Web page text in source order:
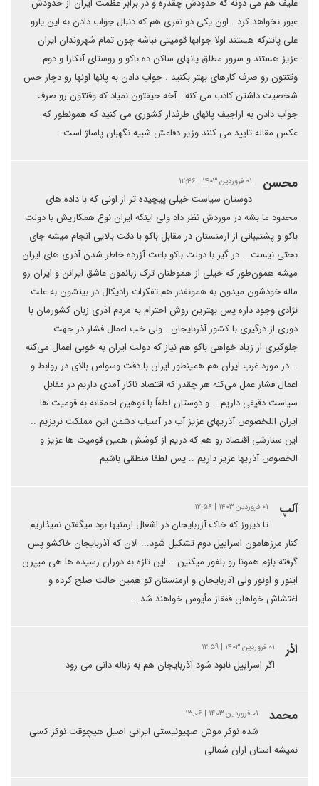
علیف هم می دونه که حدودش چقدره و در برابر عظمت ایران از حدودش
عبور نخواهد کرد . اون یکی دو نفری هم که دنبال جواب دادن به این یارو
علی پانترکه هستند اولا جوابها قومیتی نباشه چون تمام شهروندان ایران
عزیز هستند و سرور مطلق پانهای ساکن ده باکو و روستای آنکارا و دوم
وقتتون رو صرف کارهای بهتر بکنید . جواب دادن به پانها اونها رو دچار حس
شخصیت داشتن کاذب می کنه . آخه حیفتون نمیاد که وقتتون رو صرف
جواب دادن به اراجیف پانهای طرفدار کشوری می کنید که همونطور که
عکس مقاله تایید می کنند وزیر دفاعش شبیه نگهبان پاساژ است .
محسن ۰۱ فروردین ۱۴۰۳ | ۱۲:۴۶
دوستان سیاست خیلی پیچیده تر از اونی که با داده های
محدود ما بشه در موردش نظر داد ولی اینکه ایران نوع همکاریش با دولت
باکو و پشتیبانی از ارمنستان در مقابل باکو با دقت بالایی انجام میشه جای
بحثی نیست .. در گیر با دولت باکو باعث آزرده خاطر شدن آذری های ایران
میشه همون‌طور که خیلی از هموطنان ترک زبانمون عاشق ایرانن و ایران رو
ماله خودشون میدون به همونفدر هم تفکرات رادیکال در بینشون به علت
نژادی وجود داره پس بهترین روش احترام به مردم آذری زبان کشورمان با
دوری از درگیری با کشور آذربایجان . ولی خب اعمال فشار در جهت
جلوگیری از زیاد خواهی باکو هم نیاز که دولت ایران به خوبی اعمال می‌کنه
.. در مورد غرب ایران هم همینطور ایران با دقت وسواس بالای در روابط و
اعمال فشار عمل می‌کنه هر چقدر که اقتصاد ناکار آمدی داریم در مقابل
سیاست دقیقی داریم .. و دوستان لطفاً با توهین احمقانه به قومیت ها
ایران اللخصوص آذریهای عزیز آب در آسیاب دشمن این مملکت نریزیم ..
این سنارشی اقتصاد رو هم که دریم از کوشش همین قومیت ها عزیز و
الخصوص آذریها عزیز داریم .. پس لطفا منطقی باشیم
آلپ ۰۱ فروردین ۱۴۰۳ | ۱۲:۵۶
تا دیروز که خاک آزربایجان در اشغال ارمنیها بود میگفتن نمیذاریم
کنار مرزهامون اسراییل دوم تشکیل شود... الان که آذربایجان خاکشو پس
گرفته بازم همونا رو بلغور میکنین... این تازه به دوران رسیده ها هی میپرن
اینور و اونور ولی آذربایجان و ارمنستان تو همین حالت صلح کرده و
اغتشاش خواهان قفقاز مأیوس خواهند شد...
اذر ۰۱ فروردین ۱۴۰۳ | ۱۲:۵۹
اگر اسراییل نابود شود آذربایجان هم به زباله دانی می رود
محمد ۰۱ فروردین ۱۴۰۳ | ۱۳:۰۶
شده نوکر موش صهیونیستی ایرانی اصیل هیچوقت نوکر کسی
نمیشه استان اران شمالی